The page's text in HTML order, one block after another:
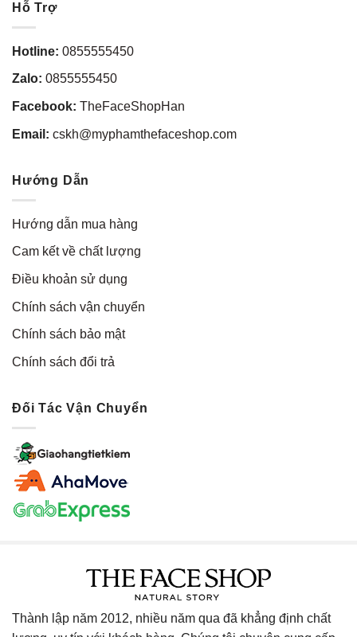
Hỗ Trợ
Hotline: 0855555450
Zalo: 0855555450
Facebook: TheFaceShopHan
Email: cskh@myphamthefaceshop.com
Hướng Dẫn
Hướng dẫn mua hàng
Cam kết về chất lượng
Điều khoản sử dụng
Chính sách vận chuyển
Chính sách bảo mật
Chính sách đổi trả
Đối Tác Vận Chuyển
Thành lập năm 2012, nhiều năm qua đã khẳng định chất